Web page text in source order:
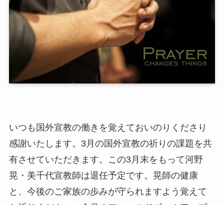
いつも国外宣教の働きを覚えておいのりくださり
感謝いたします。3月の国外宣教の祈りの課題を共
有させていただきます。この3月末をもって河野
晃・美千代宣教師は退任予定です。晃師の健康
と、今後のご家族の歩みが守られますよう覚えて